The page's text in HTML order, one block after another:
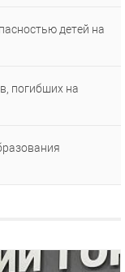
детей на
погибших на